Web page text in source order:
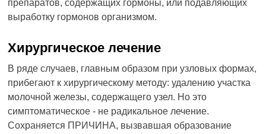
препаратов, содержащих гормоны, или подавляющих
выработку гормонов организмом.
Хирургическое лечение
В ряде случаев, главным образом при узловых формах,
прибегают к хирургическому методу: удалению участка
молочной железы, содержащего узел. Но это
симптоматическое - не радикальное лечение.
Сохраняется ПРИЧИНА, вызвавшая образование